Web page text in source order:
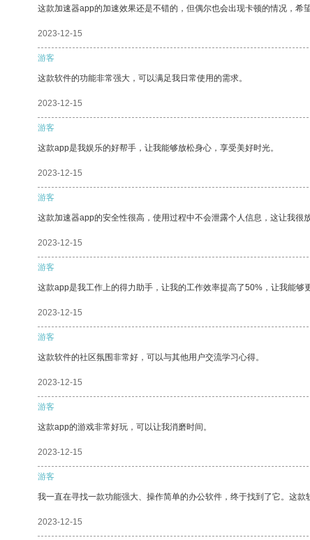
这款加速器app的加速效果还是不错的，但偶尔也会出现卡顿的情况，希
2023-12-15
游客
这款软件的功能非常强大，可以满足我日常使用的需求。
2023-12-15
游客
这款app是我娱乐的好帮手，让我能够放松身心，享受美好时光。
2023-12-15
游客
这款加速器app的安全性很高，使用过程中不会泄露个人信息，这让我很
2023-12-15
游客
这款app是我工作上的得力助手，让我的工作效率提高了50%，让我能够
2023-12-15
游客
这款软件的社区氛围非常好，可以与其他用户交流学习心得。
2023-12-15
游客
这款app的游戏非常好玩，可以让我消磨时间。
2023-12-15
游客
我一直在寻找一款功能强大、操作简单的办公软件，终于找到了它。这
2023-12-15